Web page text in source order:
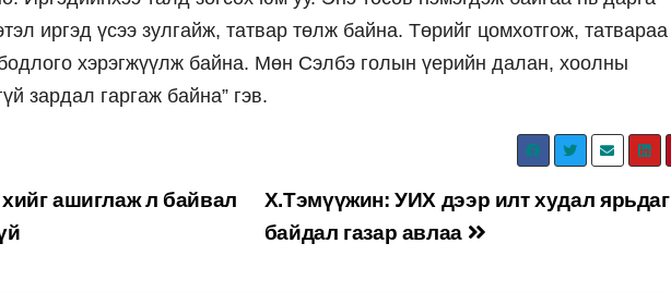
иргэд үсээ зулгайж, татвар төлж байна. Төрийг цомхотгож, татвараа
бодлого хэрэгжүүлж байна. Мөн Сэлбэ голын үерийн далан, хоолны
зардал гаргаж байна” гэв.
Х.Тэмүүжин: УИХ дээр илт худал ярьдаг
байдал газар авлаа
ашиглаж л байвал